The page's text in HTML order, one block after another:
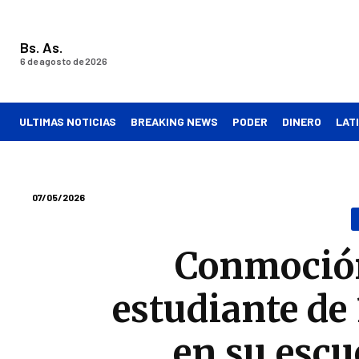
Bs. As.
6 de agosto de 2026
ULTIMAS NOTICIAS BREAKING NEWS PODER DINERO
07/05/2026
estudiante de